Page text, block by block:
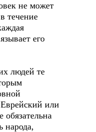
не может
течение
его
людей те
или
народа,